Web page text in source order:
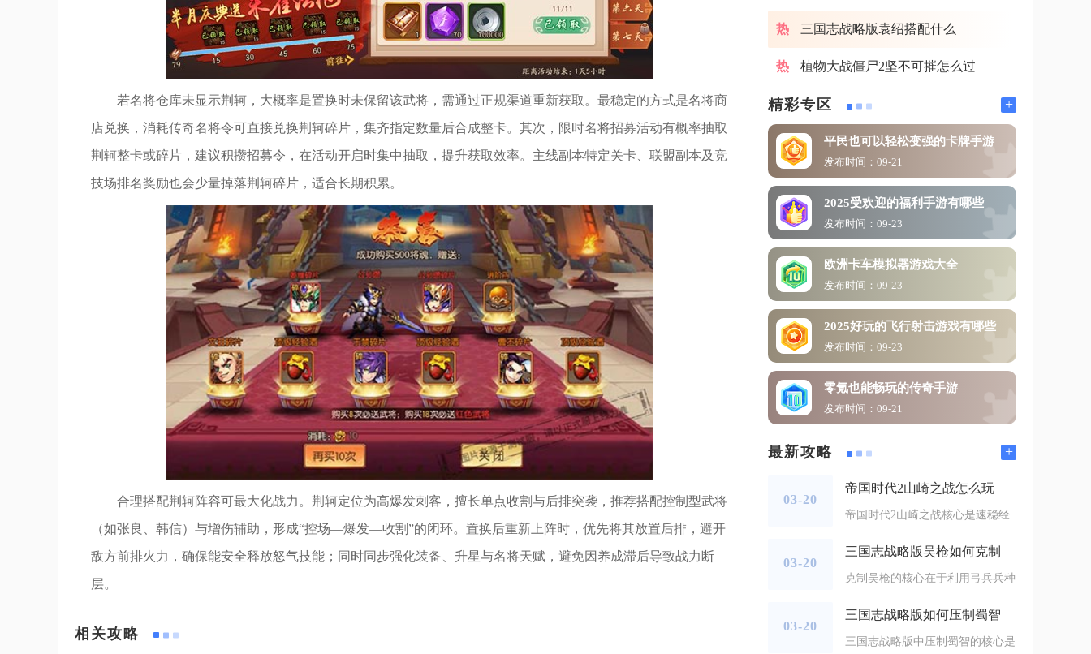
若名将仓库未显示荆轲，大概率是置换时未保留该武将，需通过正规渠道重新获取。最稳定的方式是名将商
店兑换，消耗传奇名将令可直接兑换荆轲碎片，集齐指定数量后合成整卡。其次，限时名将招募活动有概率抽取
荆轲整卡或碎片，建议积攒招募令，在活动开启时集中抽取，提升获取效率。主线副本特定关卡、联盟副本及竞
技场排名奖励也会少量掉落荆轲碎片，适合长期积累。
合理搭配荆轲阵容可最大化战力。荆轲定位为高爆发刺客，擅长单点收割与后排突袭，推荐搭配控制型武将
（如张良、韩信）与增伤辅助，形成“控场—爆发—收割”的闭环。置换后重新上阵时，优先将其放置后排，避开
敌方前排火力，确保能安全释放怒气技能；同时同步强化装备、升星与名将天赋，避免因养成滞后导致战力断
层。
相关攻略
三国志战略版袁绍搭配什么
植物大战僵尸2坚不可摧怎么过
精彩专区 +
平民也可以轻松变强的卡牌手游
发布时间：09-21
2025受欢迎的福利手游有哪些
发布时间：09-23
欧洲卡车模拟器游戏大全
发布时间：09-23
2025好玩的飞行射击游戏有哪些
发布时间：09-23
零氪也能畅玩的传奇手游
发布时间：09-21
最新攻略 +
03-20
帝国时代2山崎之战怎么玩
帝国时代2山崎之战核心是速稳经
03-20
三国志战略版吴枪如何克制
克制吴枪的核心在于利用弓兵兵种
03-20
三国志战略版如何压制蜀智
三国志战略版中压制蜀智的核心是